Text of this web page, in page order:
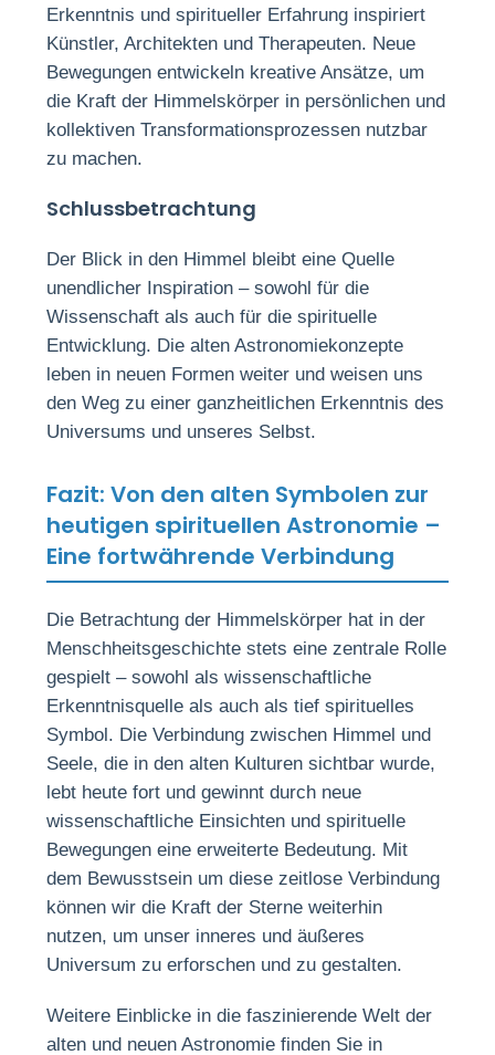
Erkenntnis und spiritueller Erfahrung inspiriert
Künstler, Architekten und Therapeuten. Neue
Bewegungen entwickeln kreative Ansätze, um
die Kraft der Himmelskörper in persönlichen und
kollektiven Transformationsprozessen nutzbar
zu machen.
Schlussbetrachtung
Der Blick in den Himmel bleibt eine Quelle
unendlicher Inspiration – sowohl für die
Wissenschaft als auch für die spirituelle
Entwicklung. Die alten Astronomiekonzepte
leben in neuen Formen weiter und weisen uns
den Weg zu einer ganzheitlichen Erkenntnis des
Universums und unseres Selbst.
Fazit: Von den alten Symbolen zur
heutigen spirituellen Astronomie –
Eine fortwährende Verbindung
Die Betrachtung der Himmelskörper hat in der
Menschheitsgeschichte stets eine zentrale Rolle
gespielt – sowohl als wissenschaftliche
Erkenntnisquelle als auch als tief spirituelles
Symbol. Die Verbindung zwischen Himmel und
Seele, die in den alten Kulturen sichtbar wurde,
lebt heute fort und gewinnt durch neue
wissenschaftliche Einsichten und spirituelle
Bewegungen eine erweiterte Bedeutung. Mit
dem Bewusstsein um diese zeitlose Verbindung
können wir die Kraft der Sterne weiterhin
nutzen, um unser inneres und äußeres
Universum zu erforschen und zu gestalten.
Weitere Einblicke in die faszinierende Welt der
alten und neuen Astronomie finden Sie in